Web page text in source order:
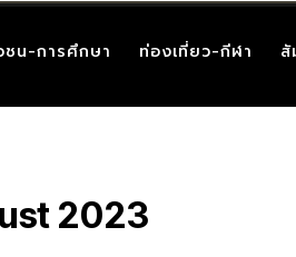
ชน-การศึกษา ท่องเที่ยว-กีฬา
2023